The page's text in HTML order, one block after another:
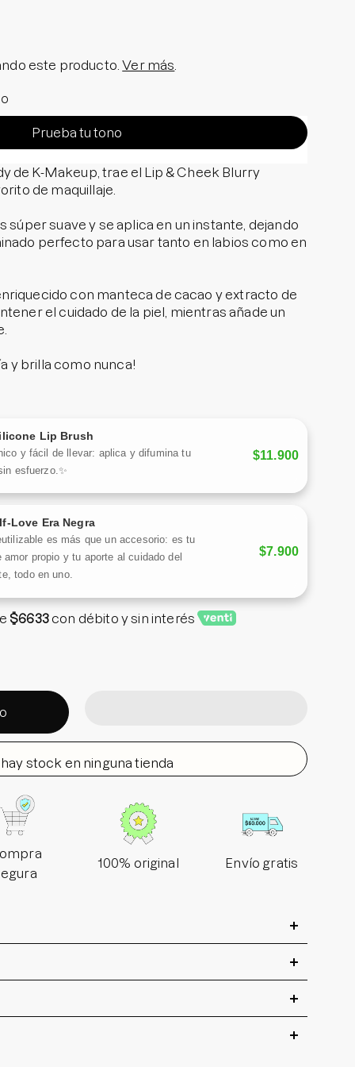
Pedido
manchitas pos acné
este producto.Ver más
Prueba tu tono
de K-Makeup, trae el Lip & Cheek Blurry
de maquillaje.
súper suave y se aplica en un instante, dejando
perfecto para usar tanto en labios como en
con manteca de cacao y extracto de
el cuidado de la piel, mientras añade un
y brilla como nunca!
Lip Brush
y fácil de llevar: aplica y difumina tu
esfuerzo.✨
$11.900
Love Era Negra
es más que un accesorio: es tu
amor propio y tu aporte al cuidado del
todo en uno.
$7.900
$6633con débito y sin interés
stock en ninguna tienda
100% original Envío gratis